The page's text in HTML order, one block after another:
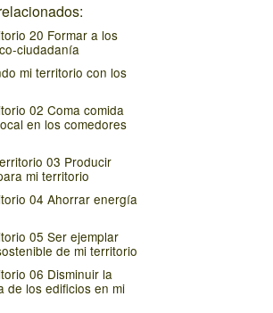
20 Formar a los
ciudadanía
mi territorio con los
02 Coma comida
en los comedores
03 Producir
mi territorio
04 Ahorrar energía
05 Ser ejemplar
de mi territorio
06 Disminuir la
de los edificios en mi